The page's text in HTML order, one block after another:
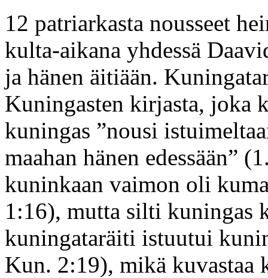
12 patriarkasta nousseet
kulta-aikana yhdessä
ja hänen äitiään.
Kuningasten kirjasta, joka
kuningas ”nousi
maahan hänen edessään”
kuninkaan vaimon oli
1:16), mutta silti kuningas
kuningataräiti istuutui
Kun. 2:19), mikä kuvastaa